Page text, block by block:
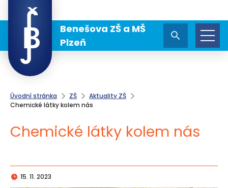
Benešova ZŠ a MŠ
Plzeň
Úvodní stránka ZŠ
Aktuality ZŠ
Chemické látky kolem nás
Chemické látky kolem nás
15. 11. 2023